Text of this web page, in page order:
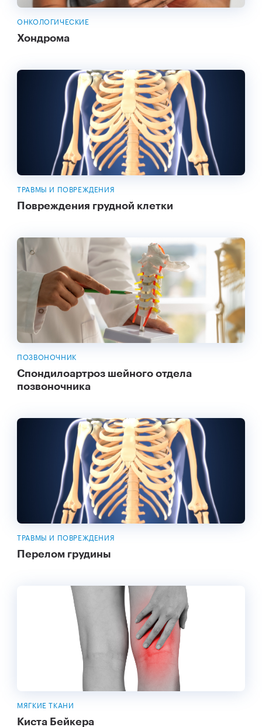
ОНКОЛОГИЧЕСКИЕ
Хондрома
ТРАВМЫ И ПОВРЕЖДЕНИЯ
Повреждения грудной клетки
ПОЗВОНОЧНИК
Спондилоартроз шейного отдела
позвоночника
ТРАВМЫ И ПОВРЕЖДЕНИЯ
Перелом грудины
МЯГКИЕ ТКАНИ
Киста Бейкера